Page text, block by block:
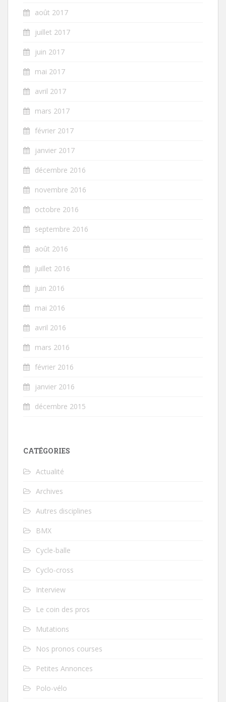
août 2017
juillet 2017
juin 2017
mai 2017
avril 2017
mars 2017
février 2017
janvier 2017
décembre 2016
novembre 2016
octobre 2016
septembre 2016
août 2016
juillet 2016
juin 2016
mai 2016
avril 2016
mars 2016
février 2016
janvier 2016
décembre 2015
CATÉGORIES
Actualité
Archives
Autres disciplines
BMX
Cycle-balle
Cyclo-cross
Interview
Le coin des pros
Mutations
Nos pronos courses
Petites Annonces
Polo-vélo